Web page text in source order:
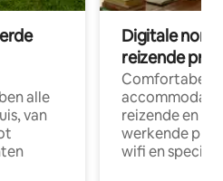
alle
van
Digitale
reizende
Comfortabele
reizende en
werkende
wifi en